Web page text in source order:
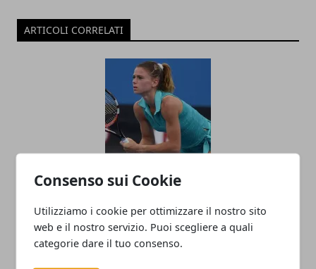
Consenso sui Cookie
Utilizziamo i cookie per ottimizzare il nostro sito
web e il nostro servizio. Puoi scegliere a quali
categorie dare il tuo consenso.
ARTICOLI CORRELATI
Wta Charleston:'Camila Giorgi liquida in
tre set la Gavrilova, Sara errani batte la
Buzarnescu'
05/04/2018